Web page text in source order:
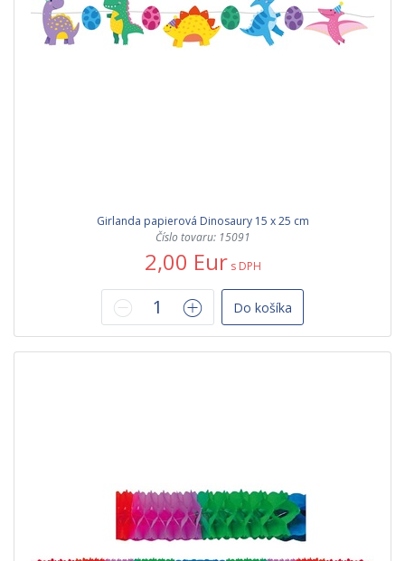
Girlanda papierová Dinosaury 15 x 25 cm
Číslo tovaru: 15091
2,00 Eur s DPH
Do košíka